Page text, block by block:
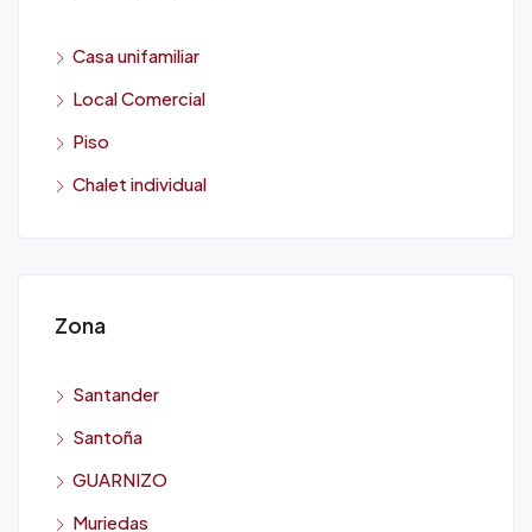
Casa unifamiliar
Local Comercial
Piso
Chalet individual
Zona
Santander
Santoña
GUARNIZO
Muriedas